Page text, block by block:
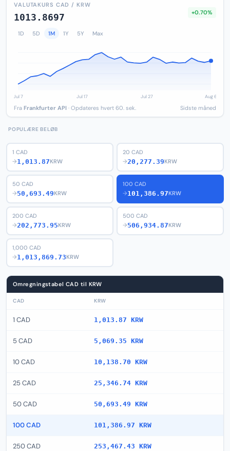
VALUTAKURS CAD / KRW
1013.8697 +0.70%
1D 5D 1M 1Y 5Y Max
Fra Frankfurter API · Opdateres hvert 60. sek. Sidste måned
POPULÆRE BELØB
1 CAD
→1,013.87KRW
20 CAD
→20,277.39KRW
50 CAD
→50,693.49KRW
100 CAD
→101,386.97KRW
200 CAD
→202,773.95KRW
500 CAD
→506,934.87KRW
1,000 CAD
→1,013,869.73KRW
Omregningstabel CAD til KRW
CAD KRW
1 CAD 1,013.87 KRW
5 CAD 5,069.35 KRW
10 CAD 10,138.70 KRW
25 CAD 25,346.74 KRW
50 CAD 50,693.49 KRW
100 CAD 101,386.97 KRW
250 CAD 253,467.43 KRW